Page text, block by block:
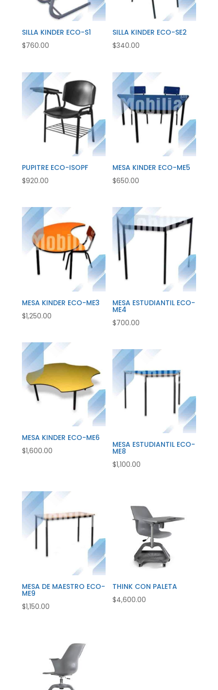
SILLA KINDER ECO-S1
$760.00
SILLA KINDER ECO-SE2
$340.00
PUPITRE ECO-ISOPF
$920.00
MESA KINDER ECO-ME5
$650.00
MESA KINDER ECO-ME3
$1,250.00
MESA ESTUDIANTIL ECO-
ME4
$700.00
MESA KINDER ECO-ME6
$1,600.00
MESA ESTUDIANTIL ECO-
ME8
$1,100.00
MESA DE MAESTRO ECO-
ME9
$1,150.00
THINK CON PALETA
$4,600.00